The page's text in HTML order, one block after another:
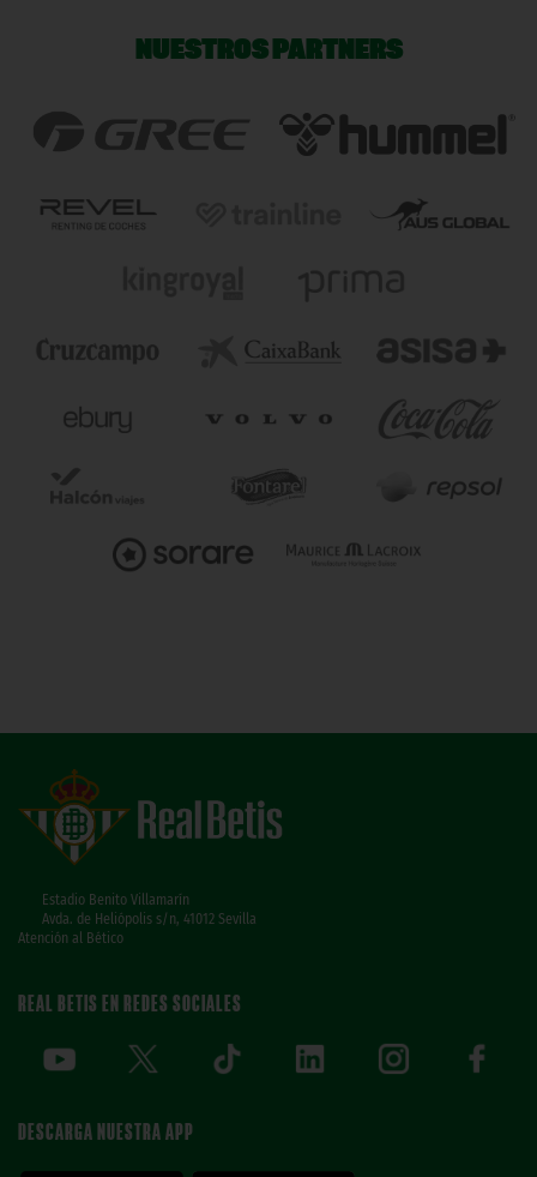
NUESTROS PARTNERS
Estadio Benito Villamarín
Avda. de Heliópolis s/n, 41012 Sevilla
Atención al Bético
REAL BETIS EN REDES SOCIALES
DESCARGA NUESTRA APP